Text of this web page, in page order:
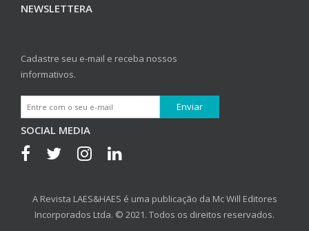
NEWSLETTERA
Cadastre seu e-mail e receba nossos
informativos.
SOCIAL MEDIA
A Revista LAES&HAES é uma publicação da Mc Will Editores
Incorporados Ltda. © 2021. Todos os direitos reservados.